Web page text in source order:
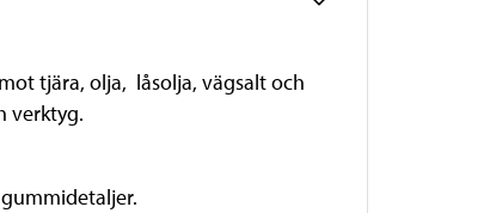
tjära, olja, låsolja, vägsalt och
verktyg.